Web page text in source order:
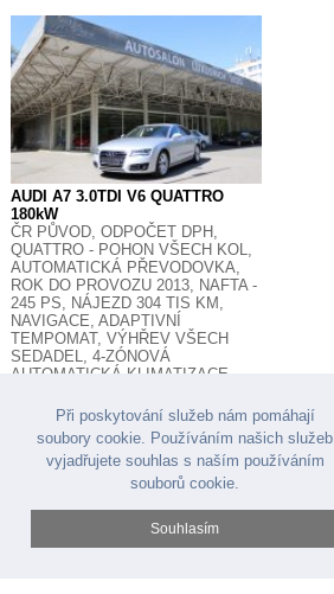
Při poskytování služeb nám pomáhají
soubory cookie. Používáním našich služeb
vyjadřujete souhlas s naším používáním
souborů cookie.
Souhlasím
AUDI A7 3.0TDI V6 QUATTRO
180kW
ČR PŮVOD, ODPOČET DPH,
QUATTRO - POHON VŠECH KOL,
AUTOMATICKÁ PŘEVODOVKA,
ROK DO PROVOZU 2013, NAFTA -
245 PS, NÁJEZD 304 TIS KM,
NAVIGACE, ADAPTIVNÍ
TEMPOMAT, VÝHŘEV VŠECH
SEDADEL, 4-ZÓNOVÁ
AUTOMATICKÁ KLIMATIZACE,
268.595,- Kč BEZ DPH
Autosalon Šedivý & Šmejkal s.r.o. 2026